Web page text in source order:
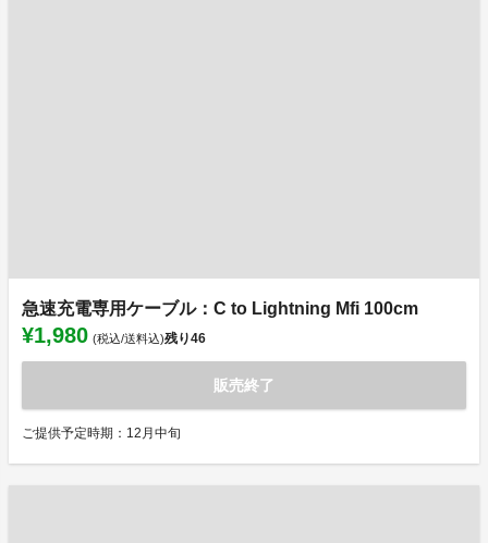
急速充電専用ケーブル：C to Lightning Mfi 100cm
¥1,980 (税込/送料込)残り46
販売終了
ご提供予定時期：12月中旬